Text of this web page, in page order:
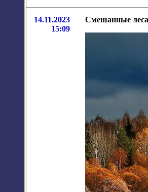
14.11.2023
15:09
Смешанные